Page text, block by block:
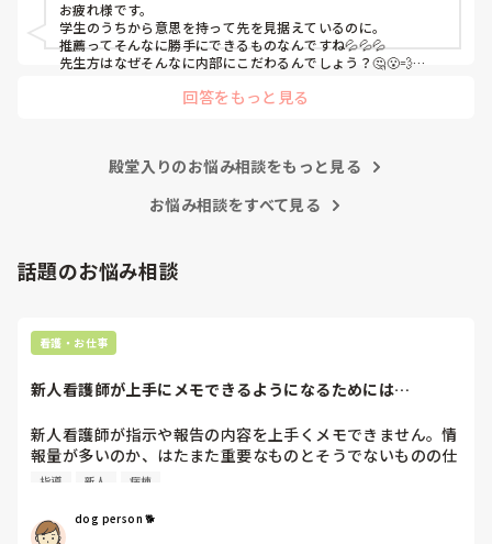
いという考えが私にあり、気になっている病院(B病院)のイ
ンターンシップに行けたのが8月中旬でした。とてもいい所
で、内部の病院がどれだけ古い考え方で人間関係が終わって
確実に受かるのに外部も受けるメリットなんてあるの？」と
望として考えています。ただ、人気で倍率が高く小論文の試
験もあって受かる確率が低いため、滑り止めとして内部も受
が受かってAも受かったらBに行きます。」と伝えました。
「受かったところを蹴って外部に行くなんて社会人としてど
うかと思うけど。」と言われましたが、1年生の頃からお伝
えしていますし意志を曲げるつもりは毛頭ありませんと伝え
お答え頂きました。
お疲れ様です。
学生のうちから意思を持って先を見据えているのに。
推薦ってそんなに勝手にできるものなんですね💦💦💦
先生方はなぜそんなに内部にこだわるんでしょう？🤔😮‍💨
学校には話は通じない気がしますね💦
回答をもっと見る
殿堂入りのお悩み相談をもっと見る
お悩み相談をすべて見る
話題のお悩み相談
看護・お仕事
新人看護師が上手にメモできるようになるためには…
新人看護師が指示や報告の内容を上手くメモできません。情
報量が多いのか、はたまた重要なものとそうでないものの仕
分けができないのか…  肝心な事柄を逃してしまいます。何
示・報告するよう皆で努力しています。
指導 新人 病棟
dog person 🐕